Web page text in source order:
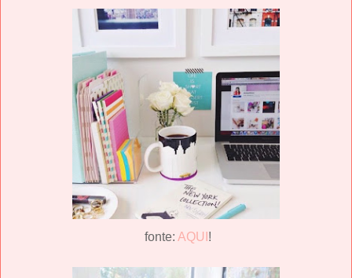
fonte: AQUI !